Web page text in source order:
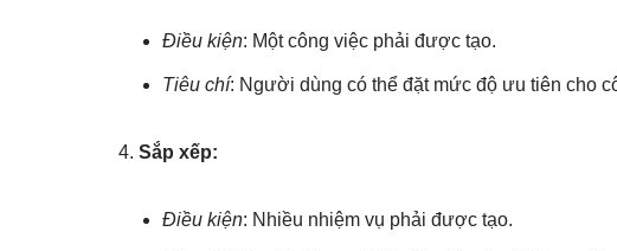
Điều kiện: Một công việc phải được tạo.
Tiêu chí: Người dùng có thể đặt mức độ ưu tiên cho
Sắp xếp:
Điều kiện: Nhiều nhiệm vụ phải được tạo.